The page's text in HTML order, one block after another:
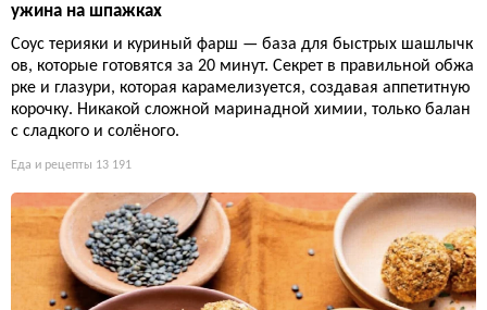
ужина на шпажках
Соус терияки и куриный фарш — база для быстрых шашлычк
ов, которые готовятся за 20 минут. Секрет в правильной обжа
рке и глазури, которая карамелизуется, создавая аппетитную
корочку. Никакой сложной маринадной химии, только балан
с сладкого и солёного.
Еда и рецепты 13 191